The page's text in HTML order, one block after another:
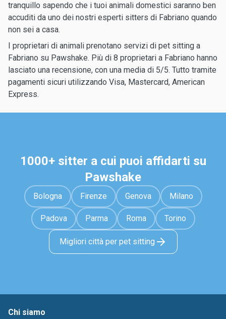
tranquillo sapendo che i tuoi animali domestici saranno ben
accuditi da uno dei nostri esperti sitters di Fabriano quando
non sei a casa.
I proprietari di animali prenotano servizi di pet sitting a
Fabriano su Pawshake. Più di 8 proprietari a Fabriano hanno
lasciato una recensione, con una media di 5/5. Tutto tramite
pagamenti sicuri utilizzando Visa, Mastercard, American
Express.
1000+ sitter a cui puoi affidarti su
Pawshake
Bologna Firenze Genova Milano
Padova Parma Roma Torino
Migliori città per pet sitting
Chi siamo